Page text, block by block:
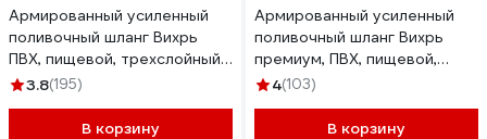
Армированный усиленный
поливочный шланг Вихрь
ПВХ, пищевой, трехслойный,
3/4", 25 м, жёлтый 73/7/2/4
3.8(195)
В корзину
Армированный усиленный
поливочный шланг Вихрь
премиум, ПВХ, пищевой,
трехслойный, 3/4", 50 м
4(103)
В корзину